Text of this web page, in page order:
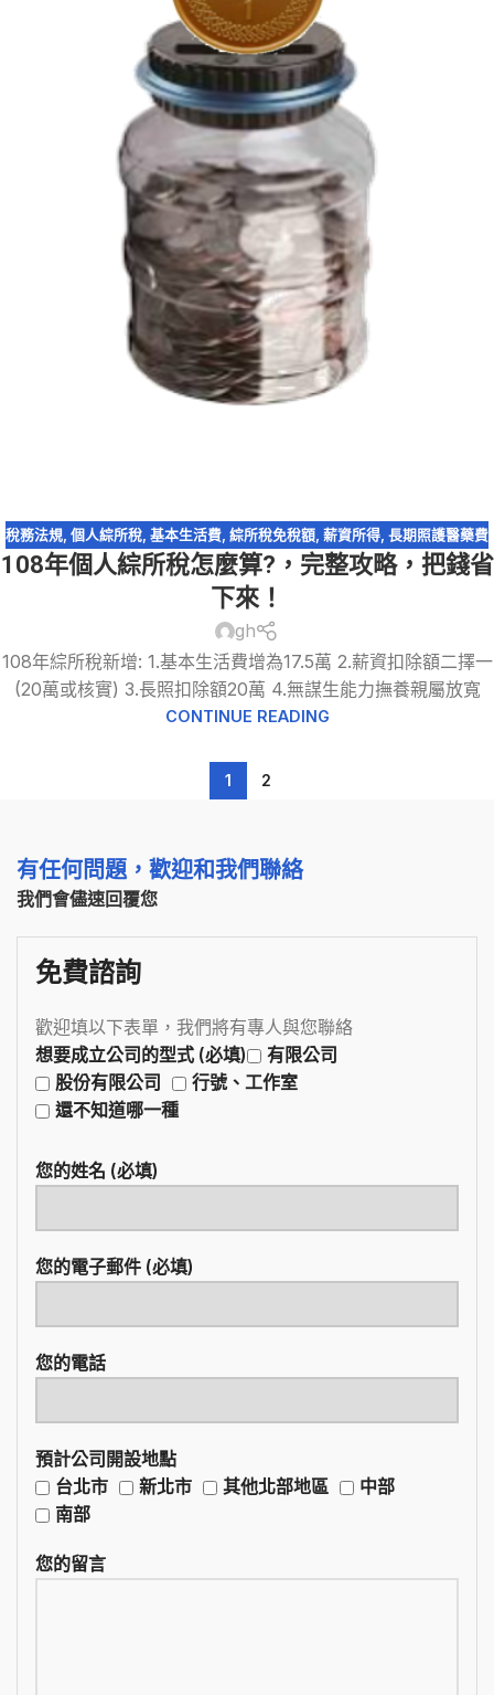
稅務法規 個人綜所稅 基本生活費 綜所稅免稅額 薪資所得 長期照護醫藥費
108年個人綜所稅怎麼算?，完整攻略，把錢省
下來！
gh
108年綜所稅新增: 1.基本生活費增為17.5萬 2.薪資扣除額二擇一
(20萬或核實) 3.長照扣除額20萬 4.無謀生能力撫養親屬放寬
CONTINUE READING
1 2
有任何問題，歡迎和我們聯絡
我們會儘速回覆您
免費諮詢
歡迎填以下表單，我們將有專人與您聯絡
想要成立公司的型式 (必填)
有限公司
股份有限公司
行號、工作室
還不知道哪一種
您的姓名 (必填)
您的電子郵件 (必填)
您的電話
預計公司開設地點
台北市
新北市 其他北部地區
中部
南部
您的留言